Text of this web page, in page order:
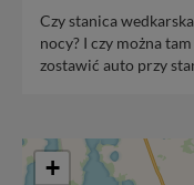
Czy stanica
nocy? I czy można
zostawić auto przy
+